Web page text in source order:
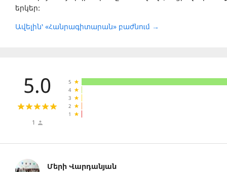
երկեր:
Ավելին՝ «Հանրագիտարան» բաժնում →
5.0
1
5
4
3
2
1
Մերի Վարդանյան